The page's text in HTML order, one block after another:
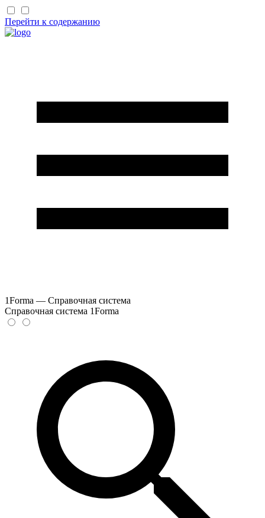
Перейти к содержанию
1Forma — Справочная система
Справочная система 1Forma